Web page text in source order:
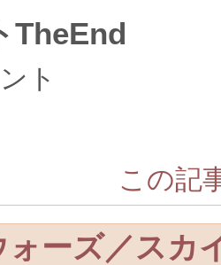
TheEnd
ト
この記
ォーズ／スカ